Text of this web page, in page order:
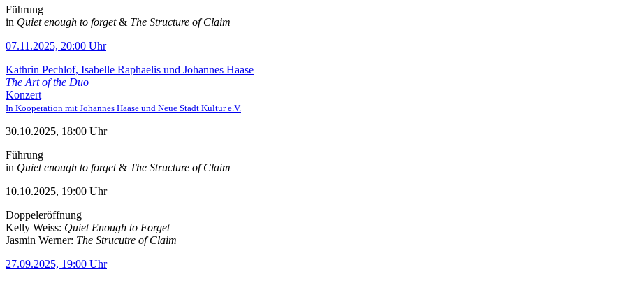
Führung
in Quiet enough to forget& The Structure of Claim
07.11.2025, 20:00 Uhr
Kathrin Pechlof, Isabelle Raphaelis und Johannes Haase
The Art of the Duo
Konzert
In Kooperation mit Johannes Haase und Neue Stadt Kultur e.V.
30.10.2025, 18:00 Uhr
Führung
in Quiet enough to forget& The Structure of Claim
10.10.2025, 19:00 Uhr
Doppeleröffnung
Kelly Weiss: Quiet Enough to Forget
Jasmin Werner: The Strucutre of Claim
27.09.2025, 19:00 Uhr